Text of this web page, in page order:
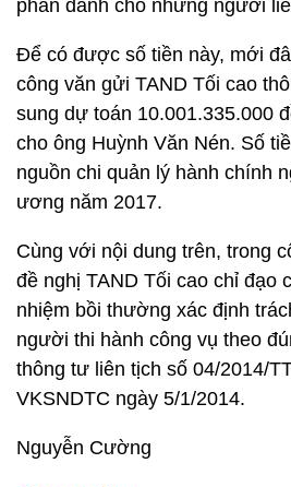
phần dành cho những người
Để có được số tiền này, mới
công văn gửi TAND Tối cao
sung dự toán 10.001.335.000
cho ông Huỳnh Văn Nén. Số
nguồn chi quản lý hành chính
ương năm 2017.
Cùng với nội dung trên, trong
đề nghị TAND Tối cao chỉ đạo
nhiệm bồi thường xác định
người thi hành công vụ theo
thông tư liên tịch số 04/2014/
VKSNDTC ngày 5/1/2014.
Nguyễn Cường